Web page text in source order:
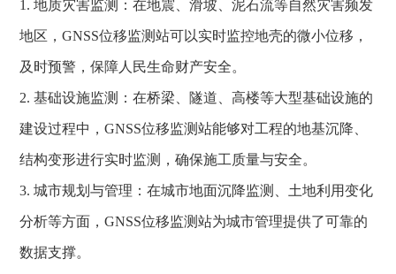
1. 地质灾害监测：在地震、滑坡、泥石流等自然灾害频发
地区，GNSS位移监测站可以实时监控地壳的微小位移，
及时预警，保障人民生命财产安全。
2. 基础设施监测：在桥梁、隧道、高楼等大型基础设施的
建设过程中，GNSS位移监测站能够对工程的地基沉降、
结构变形进行实时监测，确保施工质量与安全。
3. 城市规划与管理：在城市地面沉降监测、土地利用变化
分析等方面，GNSS位移监测站为城市管理提供了可靠的
数据支撑。